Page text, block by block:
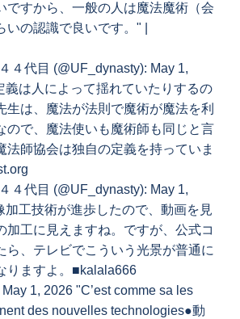
ですから、一般の人は魔法魔術（会
の認識で良いです。" |
４代目 (@UF_dynasty): May 1,
義は人によって揺れていたりするの
生は、魔法が法則で魔術が魔法を利
ので、魔法使いも魔術師も同じと言
法師協会は独自の定義を持っていま
４代目 (@UF_dynasty): May 1,
加工技術が進歩したので、動画を見
加工に見えますね。ですが、公式コ
ら、テレビでこういう光景が普通に
りますよ。■kalala666
1, 2026 "C’est comme sa les
des nouvelles technologies●動